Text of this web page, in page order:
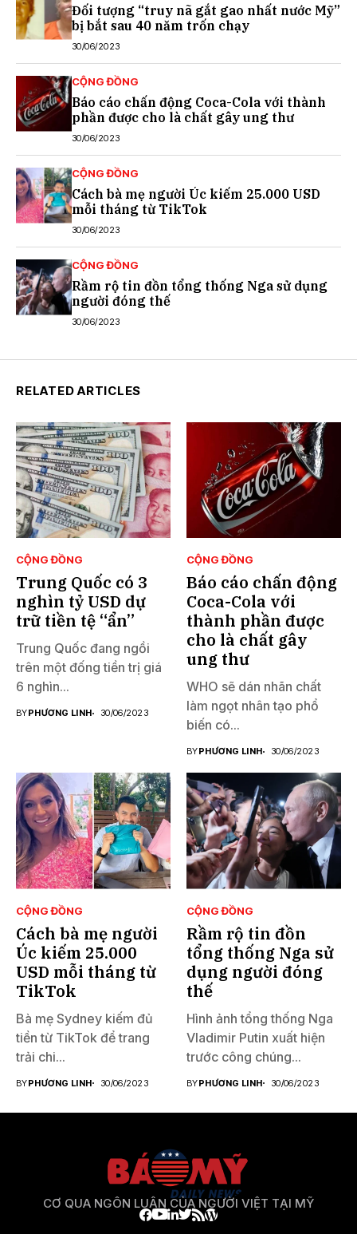
Đối tượng “truy nã gắt gao nhất nước Mỹ”
bị bắt sau 40 năm trốn chạy
30/06/2023
CỘNG ĐỒNG
Báo cáo chấn động Coca-Cola với thành
phần được cho là chất gây ung thư
30/06/2023
CỘNG ĐỒNG
Cách bà mẹ người Úc kiếm 25.000 USD
mỗi tháng từ TikTok
30/06/2023
CỘNG ĐỒNG
Rầm rộ tin đồn tổng thống Nga sử dụng
người đóng thế
30/06/2023
RELATED ARTICLES
CỘNG ĐỒNG
Trung Quốc có 3
nghìn tỷ USD dự
trữ tiền tệ “ẩn”
Trung Quốc đang ngồi
trên một đống tiền trị giá
6 nghìn...
BYPHƯƠNG LINH 30/06/2023
CỘNG ĐỒNG
Báo cáo chấn động
Coca-Cola với
thành phần được
cho là chất gây
ung thư
WHO sẽ dán nhãn chất
làm ngọt nhân tạo phổ
biến có...
BYPHƯƠNG LINH 30/06/2023
CỘNG ĐỒNG
Cách bà mẹ người
Úc kiếm 25.000
USD mỗi tháng từ
TikTok
Bà mẹ Sydney kiếm đủ
tiền từ TikTok để trang
trải chi...
BYPHƯƠNG LINH 30/06/2023
CỘNG ĐỒNG
Rầm rộ tin đồn
tổng thống Nga sử
dụng người đóng
thế
Hình ảnh tổng thống Nga
Vladimir Putin xuất hiện
trước công chúng...
BYPHƯƠNG LINH 30/06/2023
CƠ QUA NGÔN LUẬN CỦA NGƯỜI VIỆT TẠI MỸ